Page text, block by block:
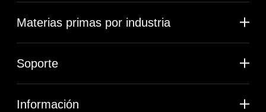
Materias primas por industria
Soporte
Información